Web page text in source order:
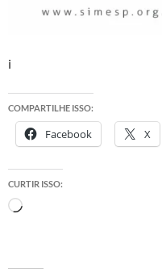
i
COMPARTILHE ISSO:
Facebook X
CURTIR ISSO:
Carregando...